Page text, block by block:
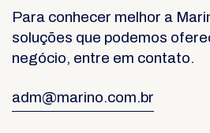
Para conhecer melhor a
soluções que podemos
negócio, entre em contato.
adm@marino.com.br